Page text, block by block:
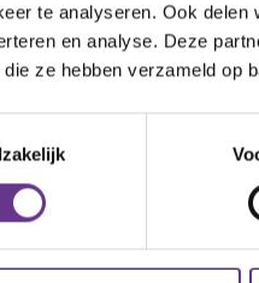
te analyseren. Ook
en analyse. Deze
ze hebben verzameld op